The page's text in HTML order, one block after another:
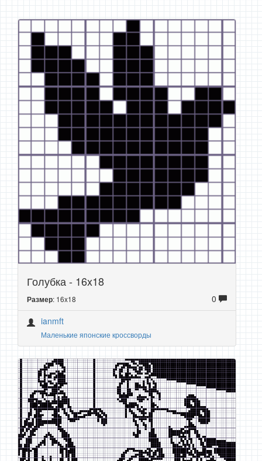
Голубка - 16x18
Размер: 16x18
0
ianmft
Маленькие японские кроссворды